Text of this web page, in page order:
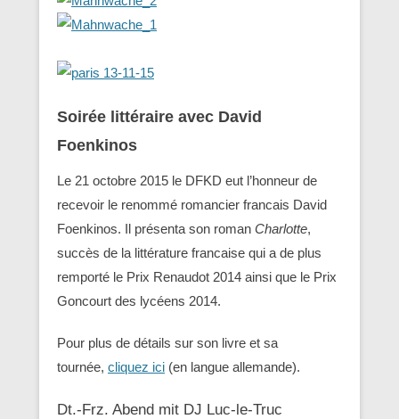
Soirée littéraire avec David
Foenkinos
Le 21 octobre 2015 le DFKD eut l’honneur de
recevoir le renommé romancier francais David
Foenkinos. Il présenta son roman Charlotte,
succès de la littérature francaise qui a de plus
remporté le Prix Renaudot 2014 ainsi que le Prix
Goncourt des lycéens 2014.
Pour plus de détails sur son livre et sa
tournée, cliquez ici (en langue allemande).
Dt.-Frz. Abend mit DJ Luc-le-Truc